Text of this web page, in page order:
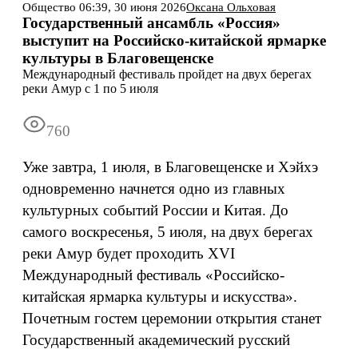
Информация Подписка Архив
Общество 06:39, 30 июня 2026Оксана Ольховая
Государственный ансамбль «Россия»
выступит на Российско-китайской ярмарке
культуры в Благовещенске
Международный фестиваль пройдет на двух берегах
реки Амур с 1 по 5 июля
760
Уже завтра, 1 июля, в Благовещенске и Хэйхэ
одновременно начнется одно из главных
культурных событий России и Китая. До
самого воскресенья, 5 июля, на двух берегах
реки Амур будет проходить XVI
Международный фестиваль «Российско-
китайская ярмарка культуры и искусства».
Почетным гостем церемонии открытия станет
Государственный академический русский